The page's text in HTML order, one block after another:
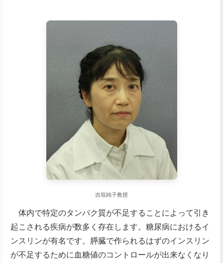
吉垣純子教授
体内で特定のタンパク質が不足することによって引き
起こされる疾病が数多く存在します。糖尿病におけるイ
ンスリンが有名です。膵臓で作られるはずのインスリン
が不足するために血糖値のコントロールが出来なくなり